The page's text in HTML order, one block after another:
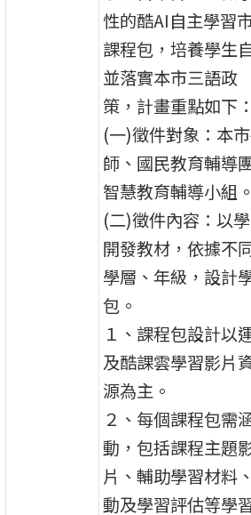
性的酷AI自主學習
課程包，培養學生
並落實本市三語政
策，計畫重點如下：
(一)徵件對象：本
師、國民教育輔導
智慧教育輔導小組。
(二)徵件內容：以
開發教材，依據不
學層、年級，設計
包。
１、課程包設計以
及酷課雲學習影片
源為主。
２、每個課程包需
動，包括課程主題
片、輔助學習材料
動及學習評估等學